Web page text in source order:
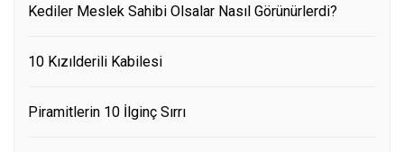
Kediler Meslek Sahibi Olsalar Nasıl Görünürlerdi?
10 Kızılderili Kabilesi
Piramitlerin 10 İlginç Sırrı